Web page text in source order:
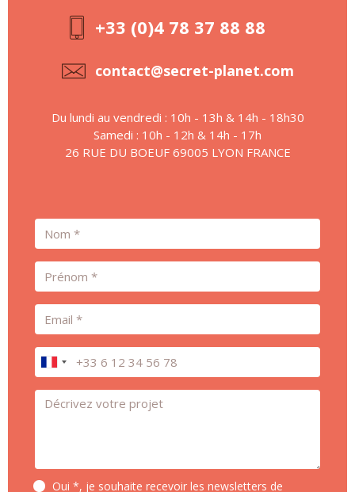
+33 (0)4 78 37 88 88
contact@secret-planet.com
Du lundi au vendredi : 10h - 13h & 14h - 18h30
Samedi : 10h - 12h & 14h - 17h
26 RUE DU BOEUF 69005 LYON FRANCE
Nom
Prénom
Email
Téléphone
Message *
Oui *, je souhaite recevoir les newsletters de